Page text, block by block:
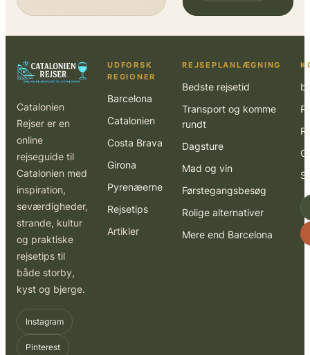
Catalonien
Rejser er en
online
rejseguide til
Catalonien med
inspiration,
seværdigheder,
strande, kultur
og praktiske
rejsetips til
både storby,
kyst og bjerge.
Instagram
Pinterest
UDFORSK
REGIONER
Barcelona
Catalonien
Costa Brava
Girona
Pyrenæerne
Rejsetips
Artikler
REJSEPLANLÆGNING
Bedste rejsetid
Transport og komme
rundt
Dagsture
Mad og vin
Førstegangsbesøg
Rolige alternativer
Mere end Barcelona